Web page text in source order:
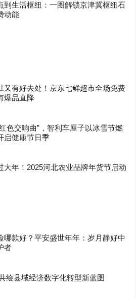
到生活枢纽：一图解锁京津冀枢纽石
动能
又有好去处！京东七鲜超市全场免费
爆品直降
色交响曲”，智利车厘子以冰雪节燃
启健康节日季
大年！2025河北农业品牌年货节启动
哪款好？平安盛世年年：岁月静好中
者
绘县域经济数字化转型新蓝图